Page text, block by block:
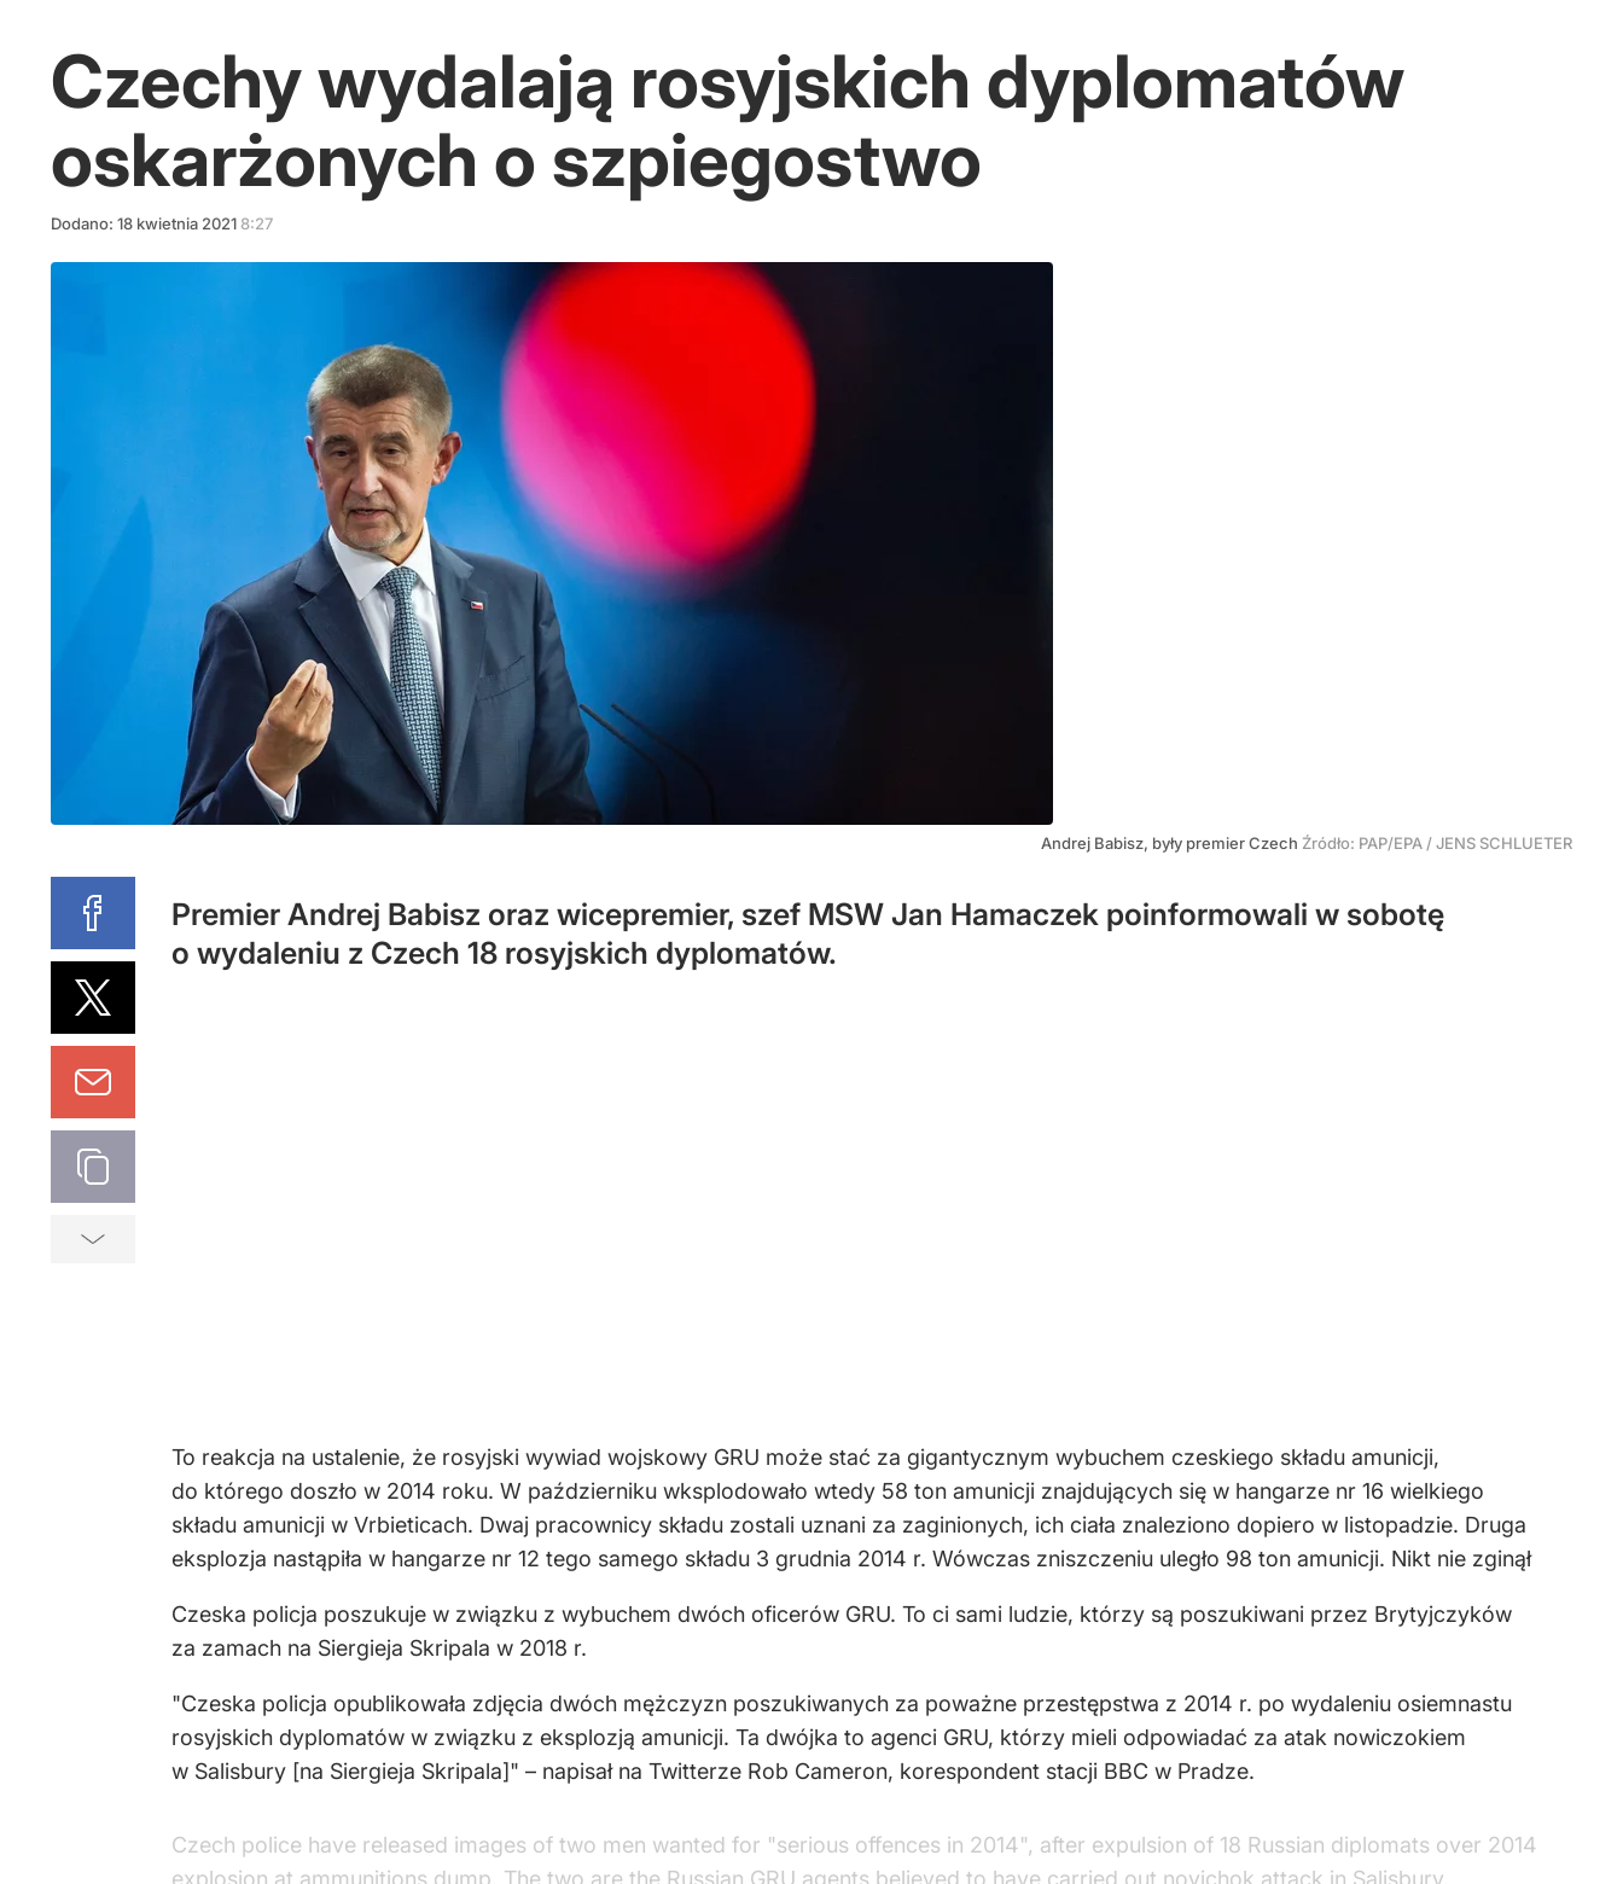
Czechy wydalają rosyjskich dyplomatów
oskarżonych o szpiegostwo
Dodano: 18 kwietnia 2021 8:27
Andrej Babisz, były premier Czech Źródło: PAP/EPA /JENS SCHLUETER
Premier Andrej Babisz oraz wicepremier, szef MSW Jan Hamaczek poinformowali w sobotę
o wydaleniu z Czech 18 rosyjskich dyplomatów.
To reakcja na ustalenie, że rosyjski wywiad wojskowy GRU może stać za gigantycznym wybuchem czeskiego składu amunicji,
do którego doszło w 2014 roku. W październiku wksplodowało wtedy 58 ton amunicji znajdujących się w hangarze nr 16 wielkiego
składu amunicji w Vrbieticach. Dwaj pracownicy składu zostali uznani za zaginionych, ich ciała znaleziono dopiero w listopadzie. Druga
eksplozja nastąpiła w hangarze nr 12 tego samego składu 3 grudnia 2014 r. Wówczas zniszczeniu uległo 98 ton amunicji. Nikt nie zginął
Czeska policja poszukuje w związku z wybuchem dwóch oficerów GRU. To ci sami ludzie, którzy są poszukiwani przez Brytyjczyków
za zamach na Siergieja Skripala w 2018 r.
"Czeska policja opublikowała zdjęcia dwóch mężczyzn poszukiwanych za poważne przestępstwa z 2014 r. po wydaleniu osiemnastu
rosyjskich dyplomatów w związku z eksplozją amunicji. Ta dwójka to agenci GRU, którzy mieli odpowiadać za atak nowiczokiem
w Salisbury [na Siergieja Skripala]" – napisał na Twitterze Rob Cameron, korespondent stacji BBC w Pradze.
Czech police have released images of two men wanted for "serious offences in 2014", after expulsion of 18 Russian diplomats over 2014
explosion at ammunitions dump. The two are the Russian GRU agents believed to have carried out novichok attack in Salisbury.